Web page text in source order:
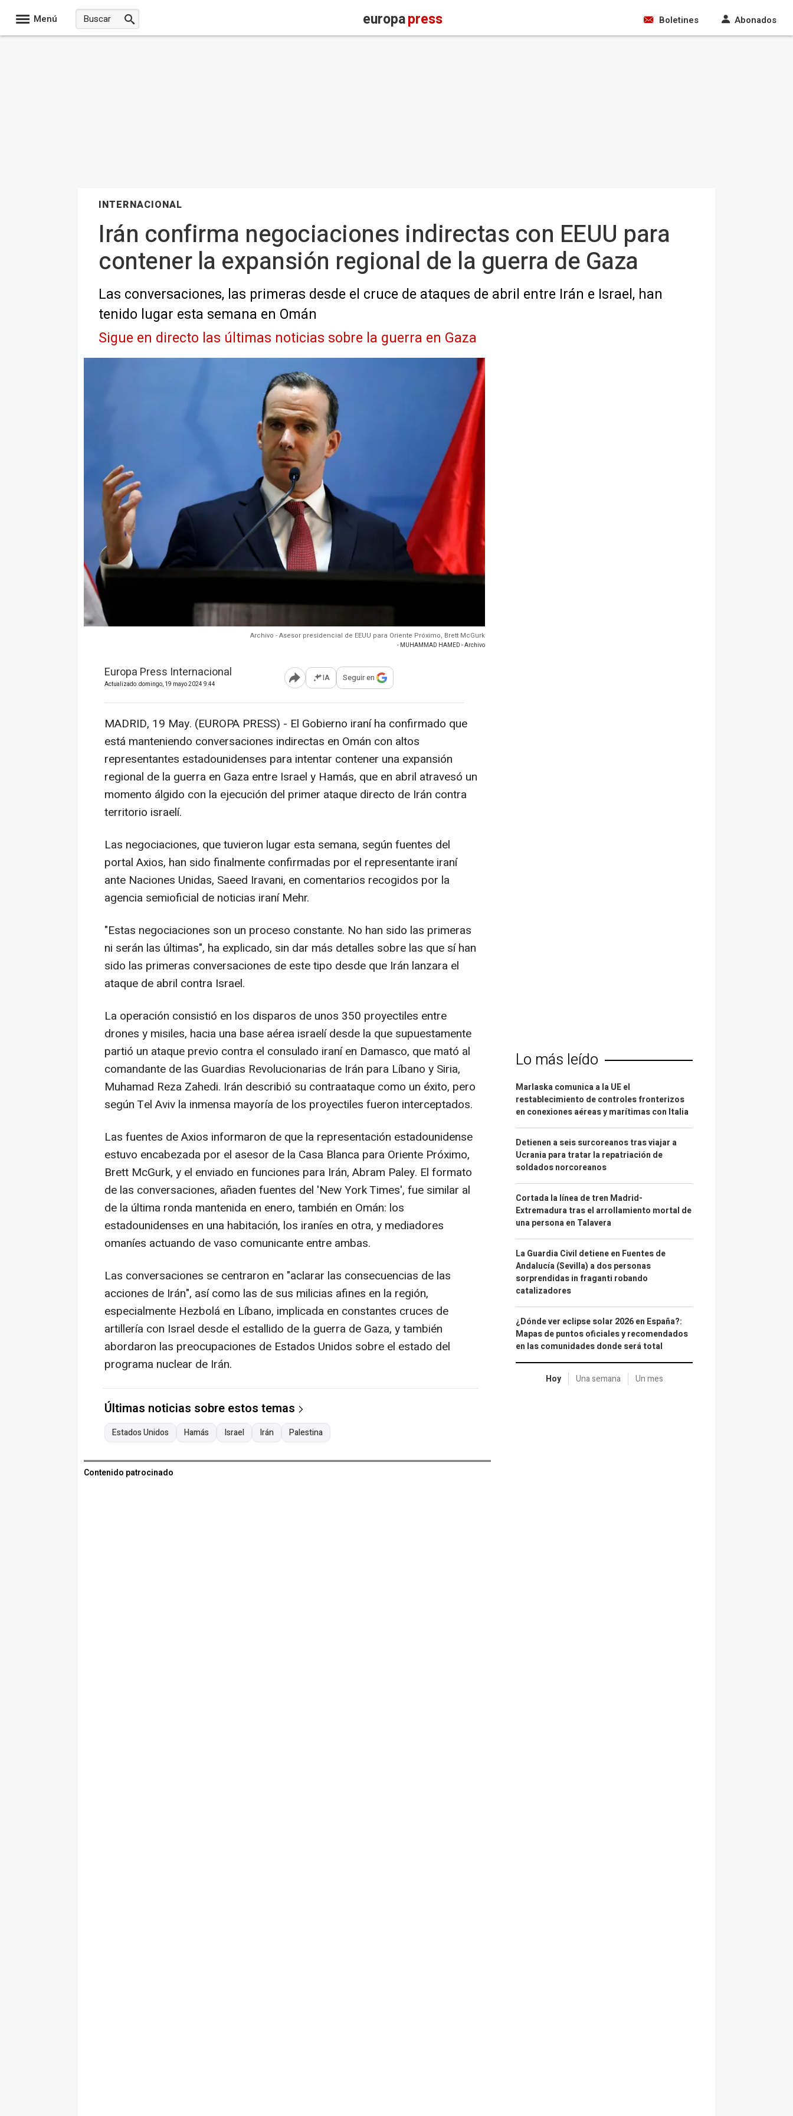
Menú europapress Boletines Abonados
INTERNACIONAL
Irán confirma negociaciones indirectas con EEUU para
contener la expansión regional de la guerra de Gaza
Las conversaciones, las primeras desde el cruce de ataques de abril entre Irán e Israel, han
tenido lugar esta semana en Omán
Sigue en directo las últimas noticias sobre la guerra en Gaza
Archivo - Asesor presidencial de EEUU para Oriente Próximo, Brett McGurk
- MUHAMMAD HAMED - Archivo
Europa Press Internacional
Actualizado: domingo, 19 mayo 2024 9:44 Abrir opciones para compartir
IA Seguir en
MADRID, 19 May. (EUROPA PRESS) - El Gobierno iraní ha confirmado que
está manteniendo conversaciones indirectas en Omán con altos
representantes estadounidenses para intentar contener una expansión
regional de la guerra en Gaza entre Israel y Hamás, que en abril atravesó un
momento álgido con la ejecución del primer ataque directo de Irán contra
territorio israelí.
Las negociaciones, que tuvieron lugar esta semana, según fuentes del
portal Axios, han sido finalmente confirmadas por el representante iraní
ante Naciones Unidas, Saeed Iravani, en comentarios recogidos por la
agencia semioficial de noticias iraní Mehr.
"Estas negociaciones son un proceso constante. No han sido las primeras
ni serán las últimas", ha explicado, sin dar más detalles sobre las que sí han
sido las primeras conversaciones de este tipo desde que Irán lanzara el
ataque de abril contra Israel.
La operación consistió en los disparos de unos 350 proyectiles entre
drones y misiles, hacia una base aérea israelí desde la que supuestamente
partió un ataque previo contra el consulado iraní en Damasco, que mató al
comandante de las Guardias Revolucionarias de Irán para Líbano y Siria,
Muhamad Reza Zahedi. Irán describió su contraataque como un éxito, pero
según Tel Aviv la inmensa mayoría de los proyectiles fueron interceptados.
Las fuentes de Axios informaron de que la representación estadounidense
estuvo encabezada por el asesor de la Casa Blanca para Oriente Próximo,
Brett McGurk, y el enviado en funciones para Irán, Abram Paley. El formato
de las conversaciones, añaden fuentes del 'New York Times', fue similar al
de la última ronda mantenida en enero, también en Omán: los
estadounidenses en una habitación, los iraníes en otra, y mediadores
omaníes actuando de vaso comunicante entre ambas.
Las conversaciones se centraron en "aclarar las consecuencias de las
acciones de Irán", así como las de sus milicias afines en la región,
especialmente Hezbolá en Líbano, implicada en constantes cruces de
artillería con Israel desde el estallido de la guerra de Gaza, y también
abordaron las preocupaciones de Estados Unidos sobre el estado del
programa nuclear de Irán.
Últimas noticias sobre estos temas
Estados Unidos Hamás Israel Irán Palestina
Contenido patrocinado
Lo más leído
Marlaska comunica a la UE el
restablecimiento de controles fronterizos
en conexiones aéreas y marítimas con Italia
Detienen a seis surcoreanos tras viajar a
Ucrania para tratar la repatriación de
soldados norcoreanos
Cortada la línea de tren Madrid-
Extremadura tras el arrollamiento mortal de
una persona en Talavera
La Guardia Civil detiene en Fuentes de
Andalucía (Sevilla) a dos personas
sorprendidas in fraganti robando
catalizadores
¿Dónde ver eclipse solar 2026 en España?:
Mapas de puntos oficiales y recomendados
en las comunidades donde será total
Hoy Una semana Un mes